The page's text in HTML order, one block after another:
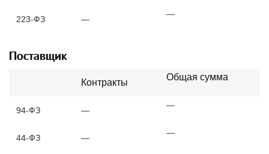
223-ФЗ —
—
Поставщик
Контракты
Общая сумма
94-ФЗ —
—
44-ФЗ —
—